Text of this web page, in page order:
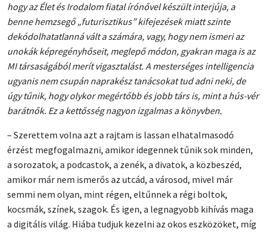
hogy az Élet és Irodalom fiatal írónővel készült interjúja, a
benne hemzsegő „futurisztikus” kifejezések miatt szinte
dekódolhatatlanná vált a számára, vagy, hogy nem ismeri az
unokák képregényhőseit, meglepő módon, gyakran maga is az
MI társaságából merít vigasztalást. A mesterséges intelligencia
ugyanis nem csupán naprakész tanácsokat tud adni neki, de
úgy tűnik, hogy olykor megértőbb és jobb társ is, mint a hús-vér
barátnők. Ez a kettősség nagyon izgalmas a könyvben.
– Szerettem volna azt a rajtam is lassan elhatalmasodó
érzést megfogalmazni, amikor idegennek tűnik sok minden,
a sorozatok, a podcastok, a zenék, a divatok, a közbeszéd,
amikor már nem ismerős az utcád, a városod, mivel már
semmi nem olyan, mint régen, eltűnnek a régi boltok,
kocsmák, színek, szagok. És igen, a legnagyobb kihívás maga
a digitális világ. Hiába tudjuk kezelni az okos eszközöket, míg